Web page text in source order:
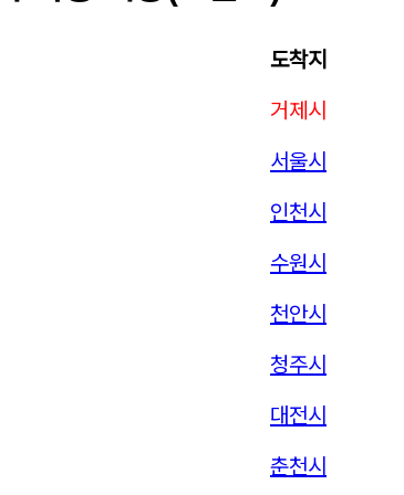
도착지
거제시
서울시
인천시
수원시
천안시
청주시
대전시
춘천시